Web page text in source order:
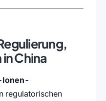
China
Ionen-
regulatorischen